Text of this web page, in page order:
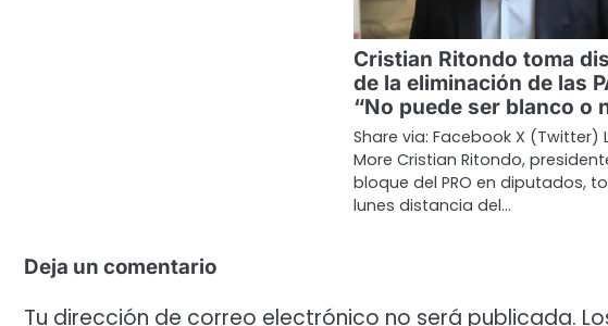
Cristian Ritondo toma
de la eliminación de las
“No puede ser blanco o
Share via: Facebook X (Twitter)
More Cristian Ritondo,
bloque del PRO en diputados,
lunes distancia del…
Deja un comentario
Tu dirección de correo electrónico no será publicada.